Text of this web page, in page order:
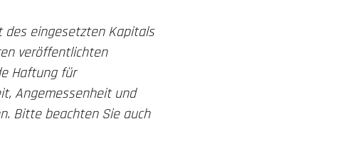
des eingesetzten Kapitals
veröffentlichten
Haftung für
Angemessenheit und
Bitte beachten Sie auch